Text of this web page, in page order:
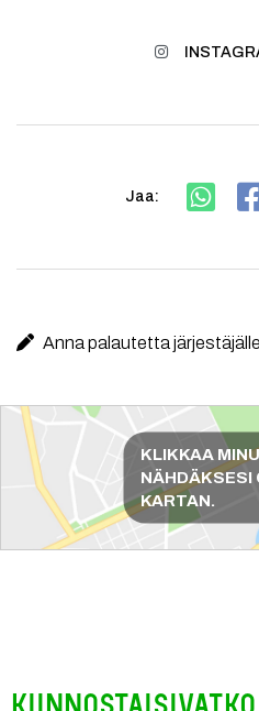
Jaa:
Anna palautetta järjestäjälle
Reittiohjeet
KLIKKAA
NÄHDÄKSESI
KARTAN.